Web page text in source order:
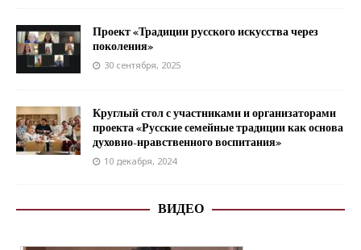
Проект «Традиции русского искусства через
поколения»
30 сентября, 2025
Круглый стол с участниками и организаторами
проекта «Русские семейные традиции как основа
духовно-нравственного воспитания»
10 декабря, 2024
ВИДЕО